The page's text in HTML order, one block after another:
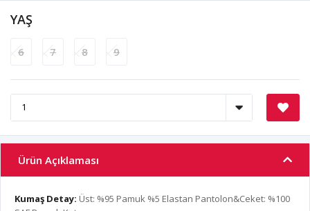
YAŞ
6 7 8 9
Ürün Açıklaması
Kumaş Detay: Üst: %95 Pamuk %5 Elastan Pantolon&Ceket: %100